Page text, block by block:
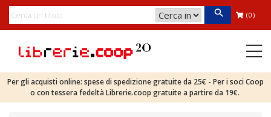
(0)
Per gli acquisti online: spese di spedizione gratuite da 25€ - Per i soci Coop
o con tessera fedeltà Librerie.coop gratuite a partire da 19€.